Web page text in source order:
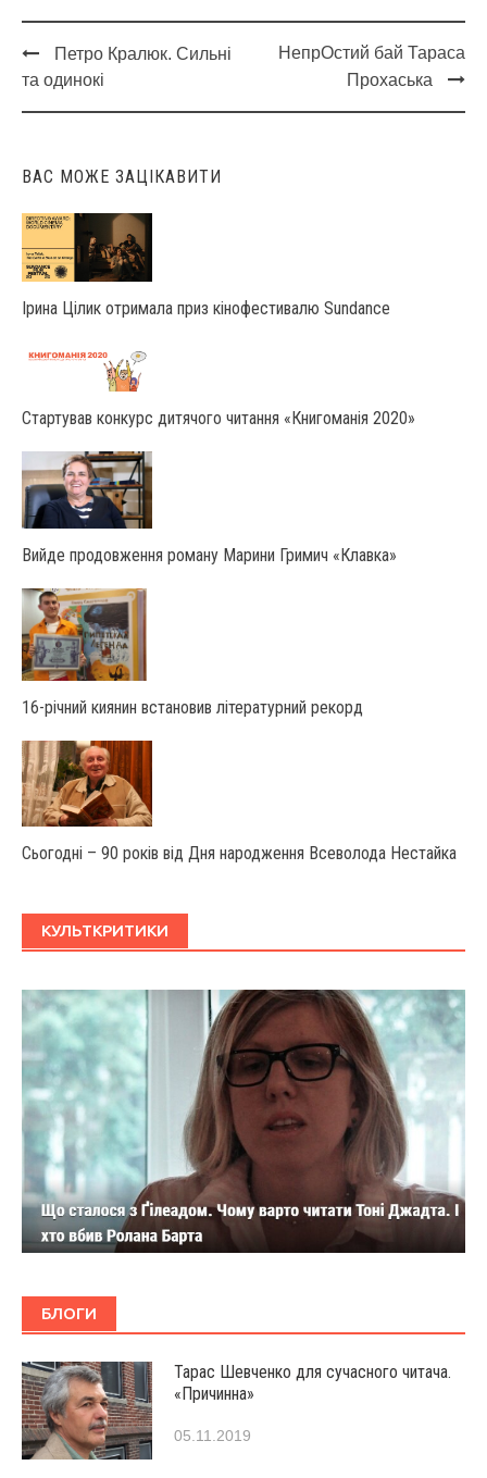
Post
navigation
Петро Кралюк. Сильні
та одинокі
НепрОстий бай Тараса
Прохаська
ВАС МОЖЕ ЗАЦІКАВИТИ
Ірина Цілик отримала приз кінофестивалю Sundance
Стартував конкурс дитячого читання «Книгоманія 2020»
Вийде продовження роману Марини Гримич «Клавка»
16-річний киянин встановив літературний рекорд
Сьогодні – 90 років від Дня народження Всеволода Нестайка
КУЛЬТКРИТИКИ
БЛОГИ
Тарас Шевченко для сучасного читача.
«Причинна»
05.11.2019